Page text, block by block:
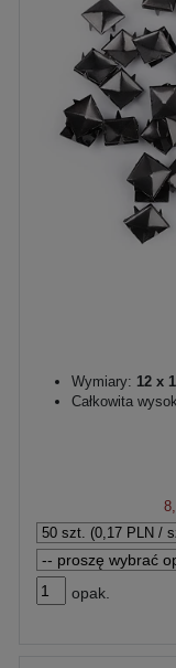
Wymiary: 12 x
Całkowita
opak.